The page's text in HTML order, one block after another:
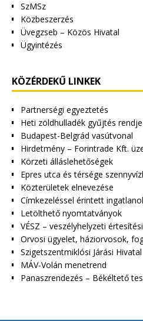
SzMSz
Közbeszerzés
Üvegzseb – Közös Hivatal
Ügyintézés
KÖZÉRDEKŰ LINKEK
Partnerségi egyeztetés
Heti zöldhulladék gyűjtés rendje
Budapest-Belgrád vasútvonal
Hirdetmény – Forintrade Kft.
Körzeti álláslehetőségek
Epres utca és térsége
Közterületek elnevezése
Címkezeléssel érintett
Letölthető nyomtatványok
VÉSZ – veszélyhelyzeti
Orvosi ügyelet, háziorvosok,
Szigetszentmiklósi Járási Hivatal
MÁV-Volán menetrend
Panaszrendezés – Békéltető